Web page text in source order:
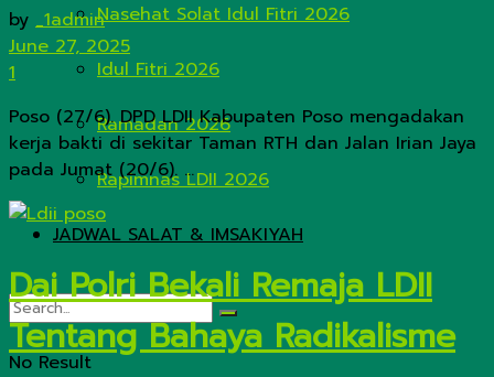
Nasehat Solat Idul Fitri 2026
Idul Fitri 2026
Ramadan 2026
Rapimnas LDII 2026
JADWAL SALAT & IMSAKIYAH
No Result
by _1admin
June 27, 2025
1
Poso (27/6). DPD LDII Kabupaten Poso mengadakan
kerja bakti di sekitar Taman RTH dan Jalan Irian Jaya
pada Jumat (20/6). ...
Dai Polri Bekali Remaja LDII
Tentang Bahaya Radikalisme